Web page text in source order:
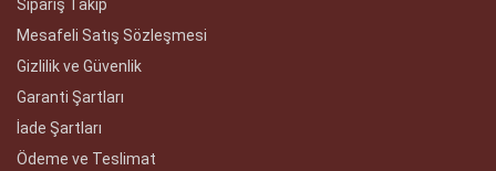
Sipariş Takip
Mesafeli Satış Sözleşmesi
Gizlilik ve Güvenlik
Garanti Şartları
İade Şartları
Ödeme ve Teslimat